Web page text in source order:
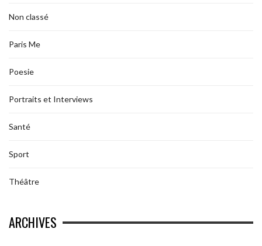
Non classé
Paris Me
Poesie
Portraits et Interviews
Santé
Sport
Théâtre
ARCHIVES